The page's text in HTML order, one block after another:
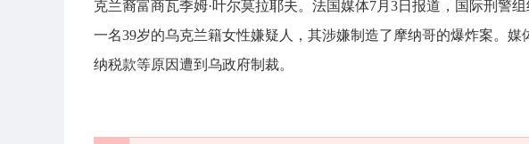
克兰裔富商瓦季姆·叶尔莫拉耶夫。法国媒体7月3日报道，国际刑警
一名39岁的乌克兰籍女性嫌疑人，其涉嫌制造了摩纳哥的爆炸案。
纳税款等原因遭到乌政府制裁。